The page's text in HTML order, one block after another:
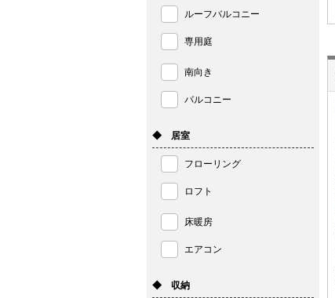
ルーフバルコニー
専用庭
南向き
バルコニー
◆ 居室
フローリング
ロフト
床暖房
エアコン
◆ 収納